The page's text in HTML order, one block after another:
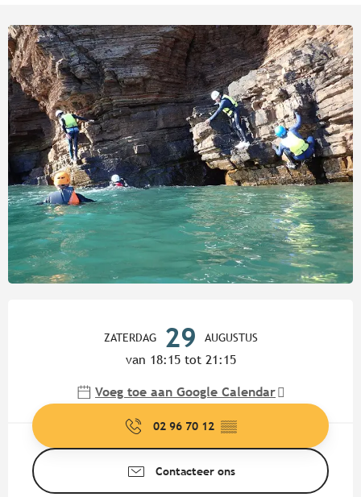
ZATERDAG 29 AUGUSTUS
van 18:15 tot 21:15
Voeg toe aan Google Calendar
02 96 70 12 ▒▒
Contacteer ons